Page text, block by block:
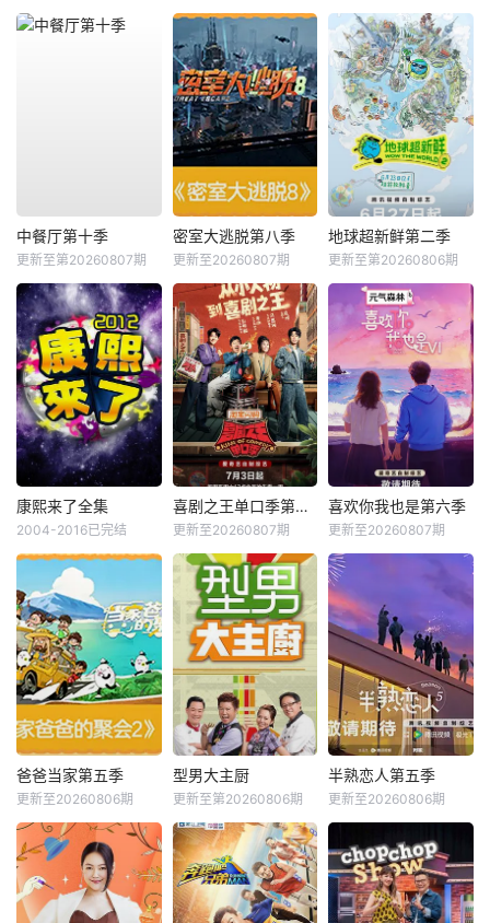
中餐厅第十季
更新至第20260807期
密室大逃脱第八季
更新至20260807期
地球超新鲜第二季
更新至第20260806期
康熙来了全集
2004-2016已完结
喜剧之王单口季第三季
更新至20260807期
喜欢你我也是第六季
更新至20260807期
爸爸当家第五季
更新至20260806期
型男大主厨
更新至第20260806期
半熟恋人第五季
更新至20260806期